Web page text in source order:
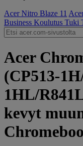
Acer Nitro Blaze 11
Business Koulutus Tuki
Acer
(CP513-
1HL/
kevyt